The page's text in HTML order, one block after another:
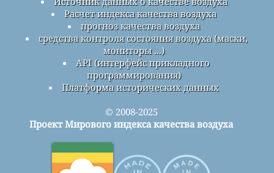
Расчет индекса качества воздуха
прогноз качества воздуха
средства контроля состояния воздуха (маски,
мониторы ...)
API (интерфейс прикладного
программирования)
Платформа исторических данных
© 2008-2025
Проект Мирового индекса качества воздуха